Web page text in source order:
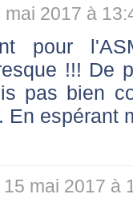
mai 2017 à
pour
!!! De
pas bien
En espérant
15 mai 2017 à